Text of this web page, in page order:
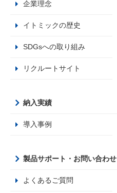
企業理念
イトミックの歴史
SDGsへの取り組み
リクルートサイト
納入実績
導入事例
製品サポート・お問い合わせ
よくあるご質問